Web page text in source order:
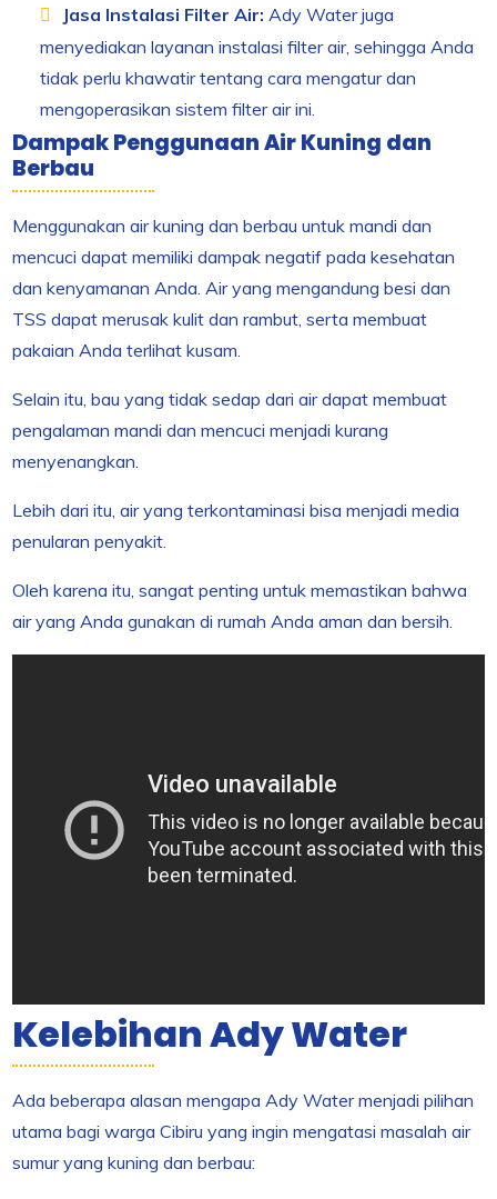
Jasa Instalasi Filter Air: Ady Water juga
menyediakan layanan instalasi filter air, sehingga Anda
tidak perlu khawatir tentang cara mengatur dan
mengoperasikan sistem filter air ini.
Dampak Penggunaan Air Kuning dan
Berbau
Menggunakan air kuning dan berbau untuk mandi dan
mencuci dapat memiliki dampak negatif pada kesehatan
dan kenyamanan Anda. Air yang mengandung besi dan
TSS dapat merusak kulit dan rambut, serta membuat
pakaian Anda terlihat kusam.
Selain itu, bau yang tidak sedap dari air dapat membuat
pengalaman mandi dan mencuci menjadi kurang
menyenangkan.
Lebih dari itu, air yang terkontaminasi bisa menjadi media
penularan penyakit.
Oleh karena itu, sangat penting untuk memastikan bahwa
air yang Anda gunakan di rumah Anda aman dan bersih.
Kelebihan Ady Water
Ada beberapa alasan mengapa Ady Water menjadi pilihan
utama bagi warga Cibiru yang ingin mengatasi masalah air
sumur yang kuning dan berbau: